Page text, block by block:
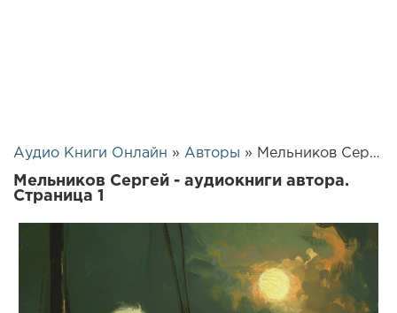
Аудио Книги Онлайн » Авторы » Мельников Сергей
Мельников Сергей - аудиокниги автора.
Страница 1